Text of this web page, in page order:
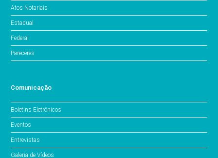
Atos Notariais
Estadual
Federal
Pareceres
Comunicação
Boletins Eletrônicos
Eventos
Entrevistas
Galeria de Vídeos